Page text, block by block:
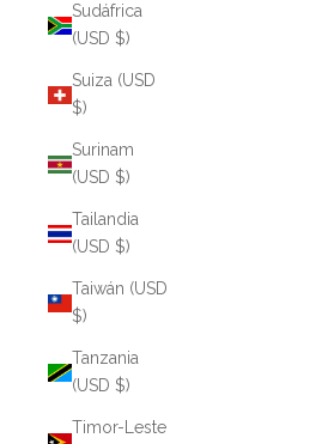
Sudáfrica
(USD $)
Suiza (USD
$)
Surinam
(USD $)
Tailandia
(USD $)
Taiwán (USD
$)
Tanzania
(USD $)
Timor-Leste